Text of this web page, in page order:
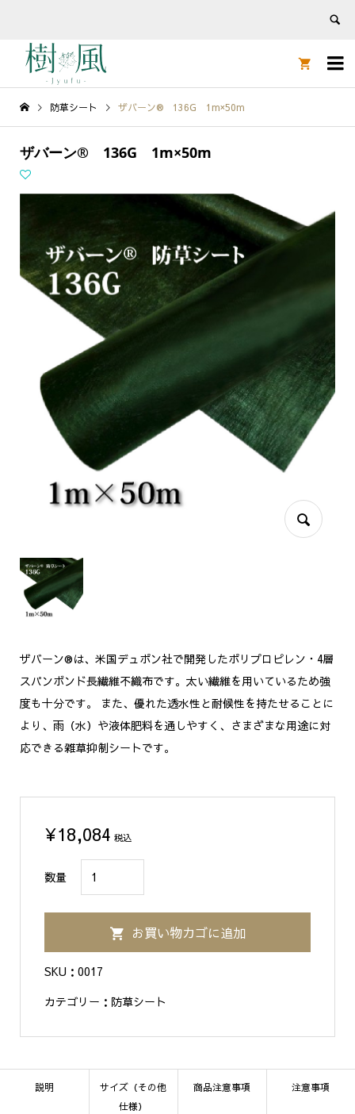


防草シート ザバーン® 136G 1m×50m
ザバーン® 136G 1m×50m
ザバーン®は、米国デュポン社で開発したポリプロピレン・4層
スパンボンド長繊維不織布です。太い繊維を用いているため強
度も十分です。 また、優れた透水性と耐候性を持たせることに
より、雨（水）や液体肥料を通しやすく、さまざまな用途に対
応できる雑草抑制シートです。
¥18,084 税込
数量
バ
ー
136G
1m×50m
お買い物カゴに追加
SKU： 0017
カテゴリー： 防草シート
説明
サイズ（その他
仕様）
商品注意事項 注意事項